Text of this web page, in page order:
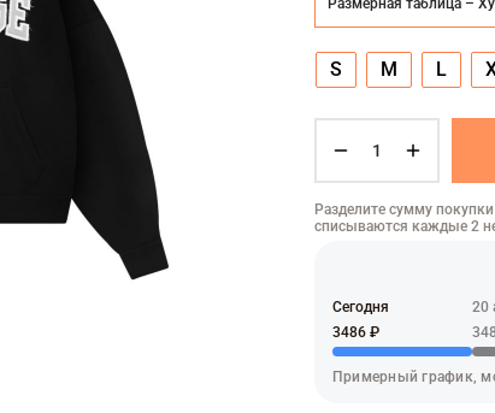
Размерная таблица –
S M L
Разделите сумму
списываются каждые 2
Сегодня
3486 ₽
20
Примерный график,